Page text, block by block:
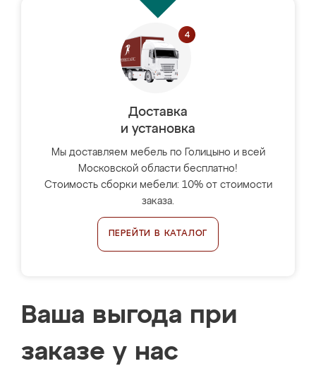
Доставка
и установка
Мы доставляем мебель по Голицыно и всей
Московской области бесплатно!
Стоимость сборки мебели: 10% от стоимости
заказа.
ПЕРЕЙТИ В КАТАЛОГ
Ваша выгода при
заказе у нас